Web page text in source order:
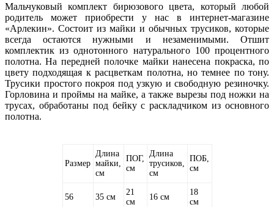
Мальчуковый комплект бирюзового цвета, который любой
родитель может приобрести у нас в интернет-магазине
«Арлекин». Состоит из майки и обычных трусиков, которые
всегда остаются нужными и незаменимыми. Отшит
комплектик из однотонного натурального 100 процентного
полотна. На передней полочке майки нанесена покраска, по
цвету подходящая к расцветкам полотна, но темнее по тону.
Трусики простого покроя под узкую и свободную резиночку.
Горловина и проймы на майке, а также вырезы под ножки на
трусах, обработаны под бейку с раскладчиком из основного
полотна.
Размер
Длина
майки,
см
ПОГ,
см
Длина
трусиков,
см
ПОБ,
см
56 35 см
21
см
16 см
18
см